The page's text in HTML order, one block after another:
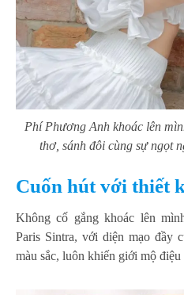
Phí Phương Anh khoác lên
thơ, sánh đôi cùng sự ngọt
Cuốn hút với thiết
Không cố gắng khoác lên
Paris Sintra, với diện mạo đầy
màu sắc, luôn khiến giới mộ điệu